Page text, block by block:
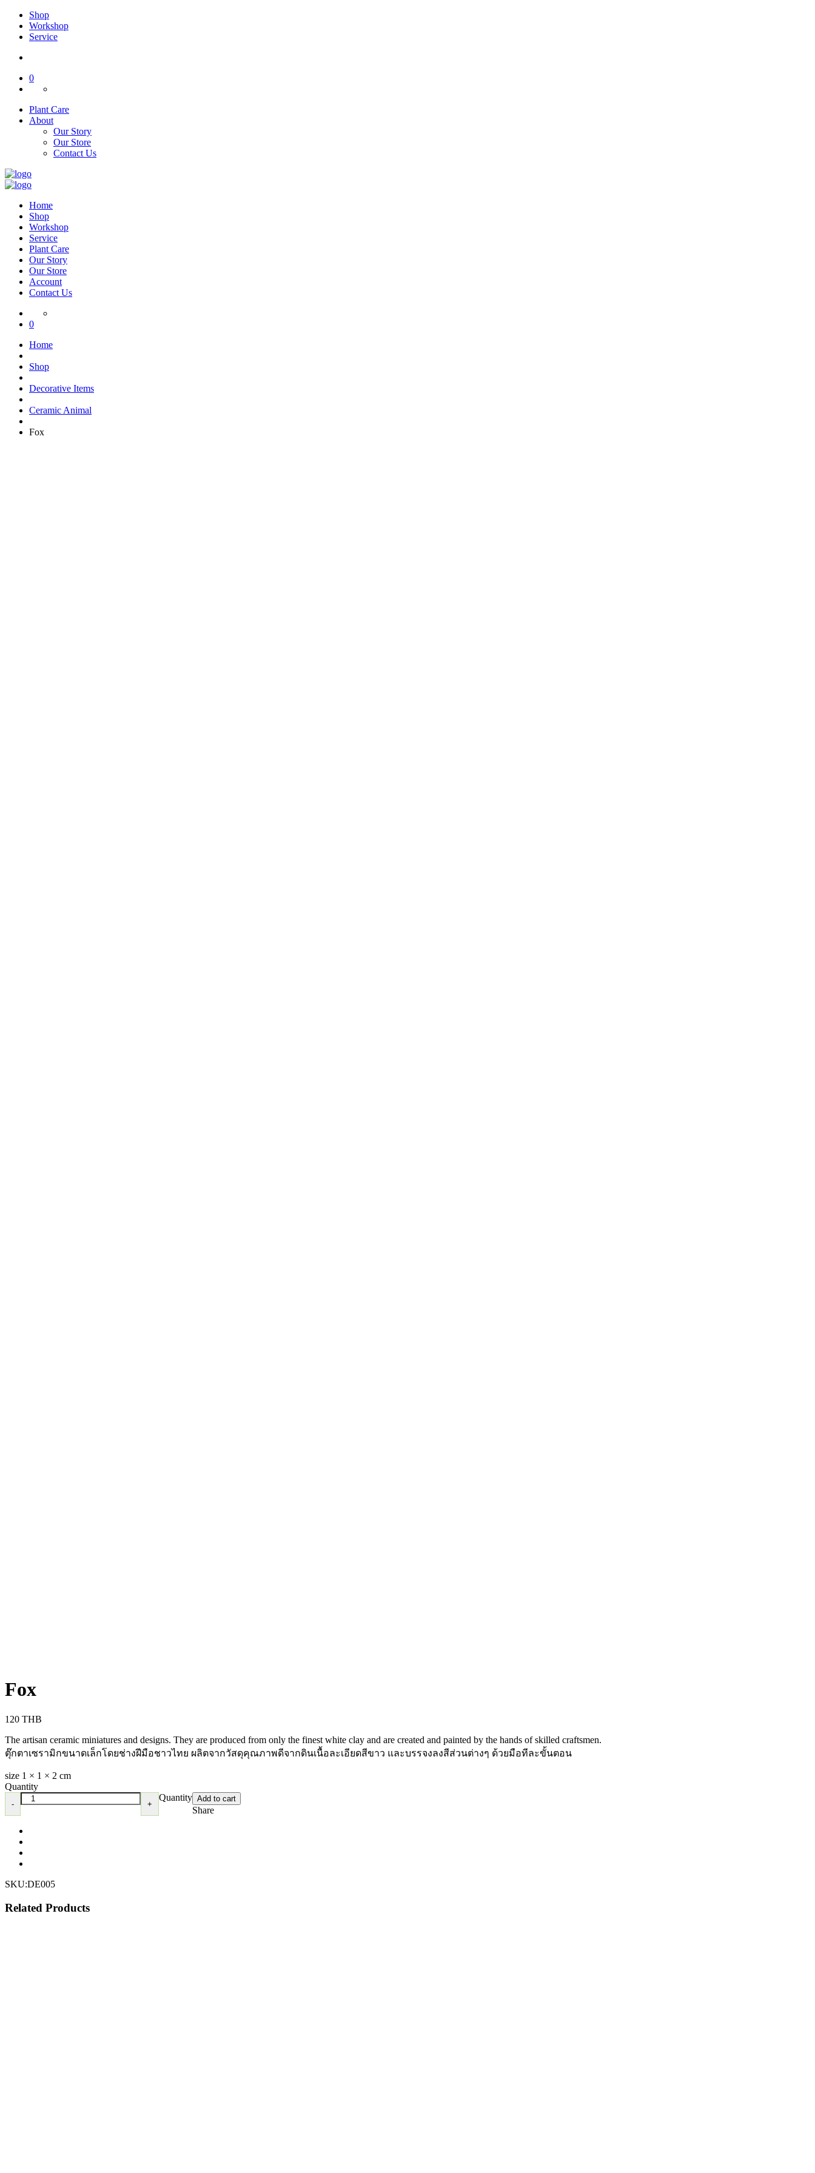
Shop
Workshop
Service
0
Plant Care
About
Our Story
Our Store
Contact Us
Home
Shop
Workshop
Service
Plant Care
Our Story
Our Store
Account
Contact Us
0
Home
Shop
Decorative Items
Ceramic Animal
Fox
Fox
120 THB
The artisan ceramic miniatures and designs. They are produced from only the finest white clay and are created and painted by the hands of skilled craftsmen.
ตุ๊กตาเซรามิกขนาดเล็กโดยช่างฝีมือชาวไทย ผลิตจากวัสดุคุณภาพดีจากดินเนื้อละเอียดสีขาว และบรรจงลงสีส่วนต่างๆ ด้วยมือทีละขั้นตอน
size 1 × 1 × 2 cm
Quantity
Quantity Add to cart
Share
SKU:DE005
Related Products